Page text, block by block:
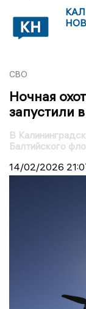
СВО
Ночная
запустили
В
Балтийского
14/02/2026